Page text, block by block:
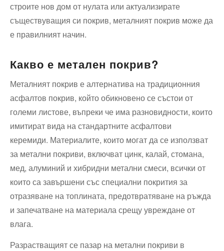
строите нов дом от нулата или актуализирате
съществуващия си покрив, металният покрив може да
е правилният начин.
Какво е метален покрив?
Металният покрив е алтернатива на традиционния
асфалтов покрив, който обикновено се състои от
големи листове, въпреки че има разновидности, които
имитират вида на стандартните асфалтови
керемиди. Материалите, които могат да се използват
за метални покриви, включват цинк, калай, стомана,
мед, алуминий и хибридни метални смеси, всички от
които са завършени със специални покрития за
отразяване на топлината, предотвратяване на ръжда
и запечатване на материала срещу увреждане от
влага.
Разрастващият се пазар на метални покриви в